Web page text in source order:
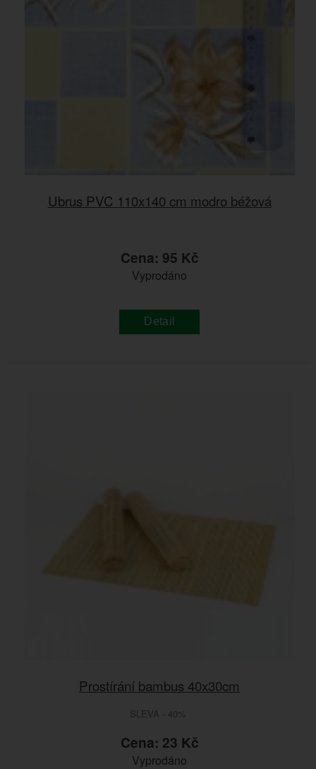
Ubrus PVC 110x140 cm modro béžová
Cena: 95 Kč
Vyprodáno
Detail
Prostírání bambus 40x30cm
SLEVA - 40%
Cena: 23 Kč
Vyprodáno